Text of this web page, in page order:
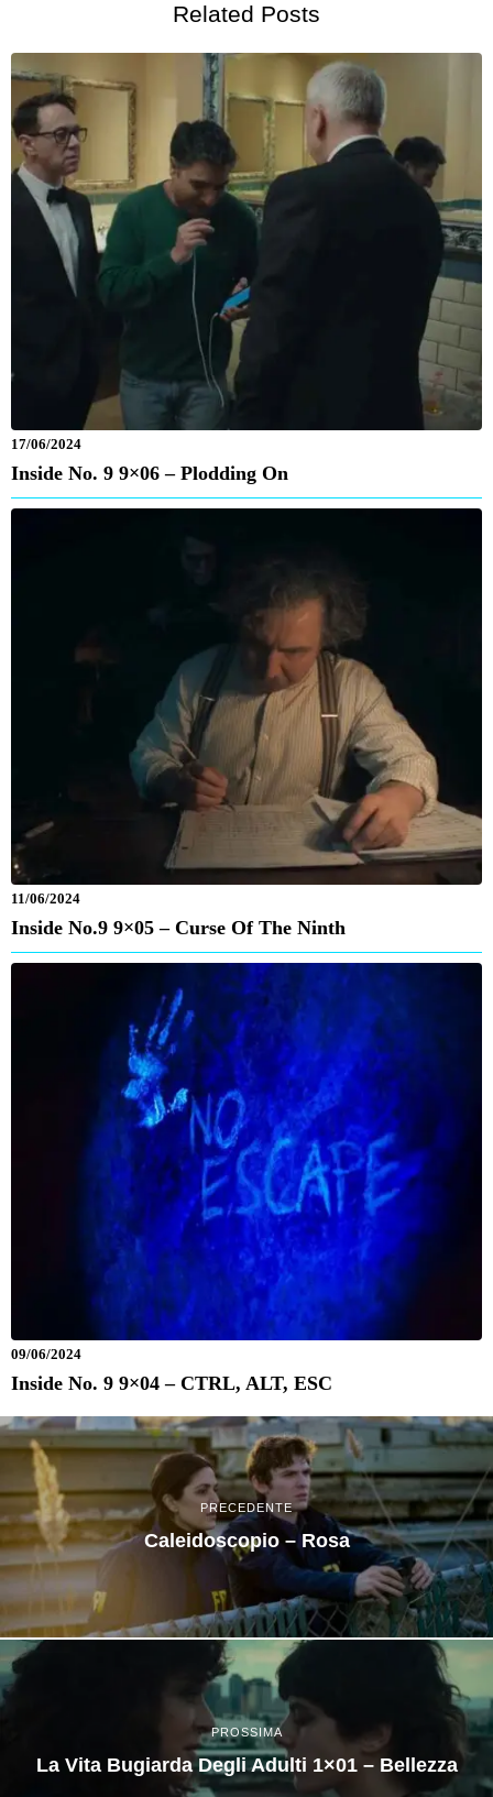
Related Posts
17/06/2024
Inside No. 9 9×06 – Plodding On
11/06/2024
Inside No.9 9×05 – Curse Of The Ninth
09/06/2024
Inside No. 9 9×04 – CTRL, ALT, ESC
PRECEDENTE
Caleidoscopio – Rosa
PROSSIMA
La Vita Bugiarda Degli Adulti 1×01 – Bellezza